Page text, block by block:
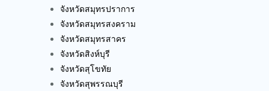
จังหวัดสมุทรปราการ
จังหวัดสมุทรสงคราม
จังหวัดสมุทรสาคร
จังหวัดสิงห์บุรี
จังหวัดสุโขทัย
จังหวัดสุพรรณบุรี